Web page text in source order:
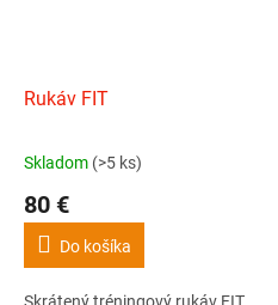
Rukáv FIT
Priemerné
produktu
4,5
Skladom (>5 ks)
80 €
Do košíka
Skrátený tréningový rukáv FIT